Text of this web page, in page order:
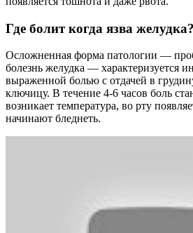
Где болит когда язва желудка?
Осложненная форма патологии —
болезнь желудка — характеризуется
выраженной болью с отдачей в
ключицу. В течение 4-6 часов боль
возникает температура, во рту
начинают бледнеть.